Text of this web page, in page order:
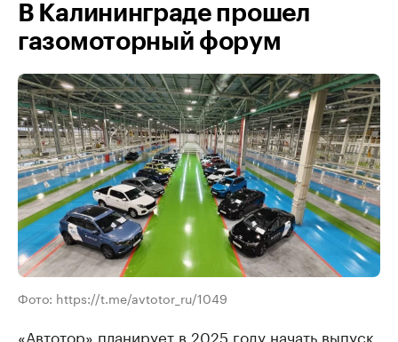
В Калининграде прошел
газомоторный форум
Фото: https://t.me/avtotor_ru/1049
«Автотор» планирует в 2025 году начать выпуск